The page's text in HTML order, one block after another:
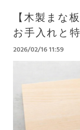
【木製まな
お手入れと
2026/02/16 11:59